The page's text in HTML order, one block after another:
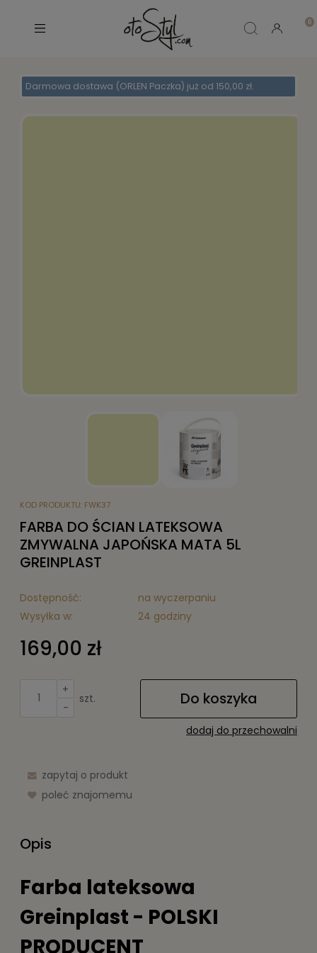
Darmowa dostawa (ORLEN Paczka) już od 150,00 zł.
KOD PRODUKTU: FWK37
FARBA DO ŚCIAN LATEKSOWA
ZMYWALNA JAPOŃSKA MATA 5L
GREINPLAST
Dostępność:
na wyczerpaniu
Wysyłka w:
24 godziny
169,00 zł
+
-
szt. Do koszyka
dodaj do przechowalni
zapytaj o produkt
poleć znajomemu
Opis
Farba lateksowa
Greinplast - POLSKI
PRODUCENT